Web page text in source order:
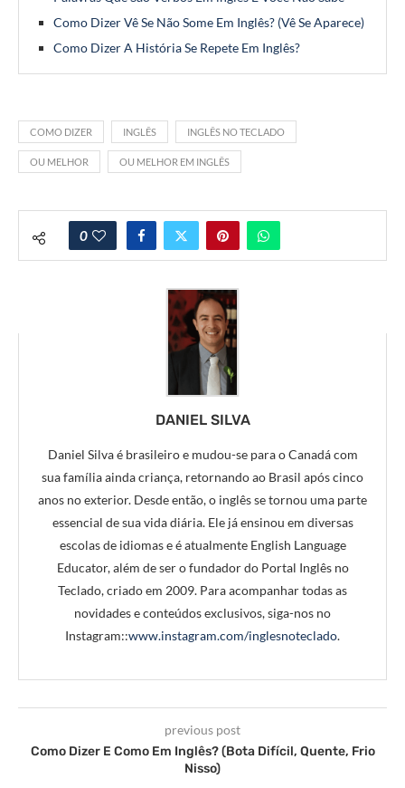
Como Dizer Vê Se Não Some Em Inglês? (Vê Se Aparece)
Como Dizer A História Se Repete Em Inglês?
COMO DIZER INGLÊS INGLÊS NO TECLADO
OU MELHOR OU MELHOR EM INGLÊS
0
DANIEL SILVA
Daniel Silva é brasileiro e mudou-se para o Canadá com
sua família ainda criança, retornando ao Brasil após cinco
anos no exterior. Desde então, o inglês se tornou uma parte
essencial de sua vida diária. Ele já ensinou em diversas
escolas de idiomas e é atualmente English Language
Educator, além de ser o fundador do Portal Inglês no
Teclado, criado em 2009. Para acompanhar todas as
novidades e conteúdos exclusivos, siga-nos no
Instagram::www.instagram.com/inglesnoteclado.
previous post
Como Dizer E Como Em Inglês? (Bota Difícil, Quente, Frio
Nisso)